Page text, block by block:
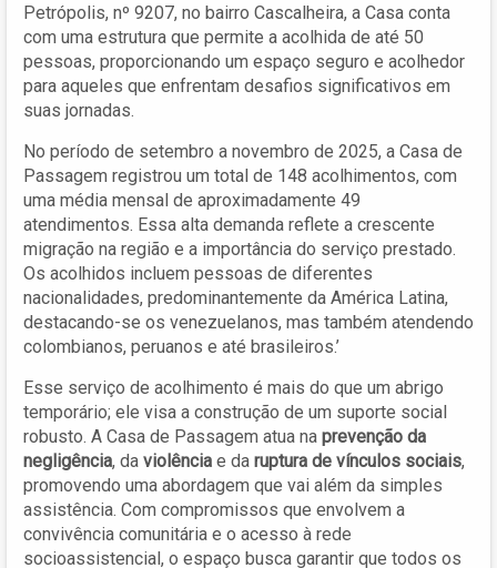
Petrópolis, nº 9207, no bairro Cascalheira, a Casa conta
com uma estrutura que permite a acolhida de até 50
pessoas, proporcionando um espaço seguro e acolhedor
para aqueles que enfrentam desafios significativos em
suas jornadas.
No período de setembro a novembro de 2025, a Casa de
Passagem registrou um total de 148 acolhimentos, com
uma média mensal de aproximadamente 49
atendimentos. Essa alta demanda reflete a crescente
migração na região e a importância do serviço prestado.
Os acolhidos incluem pessoas de diferentes
nacionalidades, predominantemente da América Latina,
destacando-se os venezuelanos, mas também atendendo
colombianos, peruanos e até brasileiros.’
Esse serviço de acolhimento é mais do que um abrigo
temporário; ele visa a construção de um suporte social
robusto. A Casa de Passagem atua na prevenção da
negligência, da violência e da ruptura de vínculos sociais,
promovendo uma abordagem que vai além da simples
assistência. Com compromissos que envolvem a
convivência comunitária e o acesso à rede
socioassistencial, o espaço busca garantir que todos os